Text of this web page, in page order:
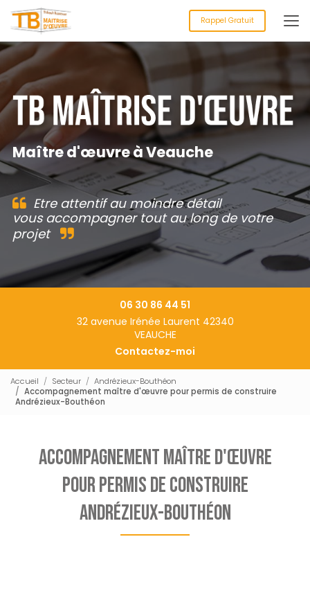
au
contenu
principal
Rappel Gratuit
Maître d'œuvre à Veauche
Etre attentif au moindre détail
vous accompagner tout au long de votre
projet
06 30 86 44 51
32 avenue Irénée Laurent 42340
VEAUCHE
Contactez-moi
Accueil Secteur
Andrézieux-Bouthéon
Accompagnement maître d'œuvre pour permis de construire
Andrézieux-Bouthéon
Accompagnement maître d'œuvre
pour permis de construire
Andrézieux-Bouthéon